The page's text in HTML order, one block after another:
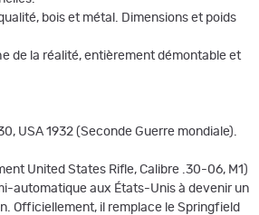
bois et métal. Dimensions et poids
de la réalité, entièrement démontable et
USA 1932 (Seconde Guerre mondiale).
United States Rifle, Calibre .30-06, M1)
automatique aux États-Unis à devenir un
Officiellement, il remplace le Springfield